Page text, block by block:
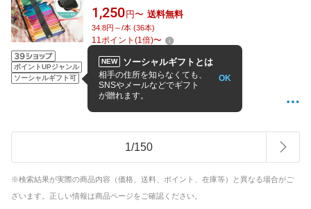
ポイントUPジャンル
ソーシャルギフト可
ース付き コンパクト 鉛筆削り ロールケース 子
供 小学生 お絵かき 大人の塗り絵 絵画 イラスト
スケッチ 画材 おしゃれ
1,250 円〜 送料無料
34.8円～/本 (36本)
11ポイント (1倍)〜
36本 50本
4.67(27件)
13時までの注文で当日出荷
1/150
※検索結果が実際の商品内容（価格、送料、ポイント、在庫等）と異なる場合がご
ざいます。正しい情報は商品ページをご確認ください。
NEW ソーシャルギフトとは
相手の住所を知らなくても、
SNSやメールなどでギフト
が贈れます。
OK